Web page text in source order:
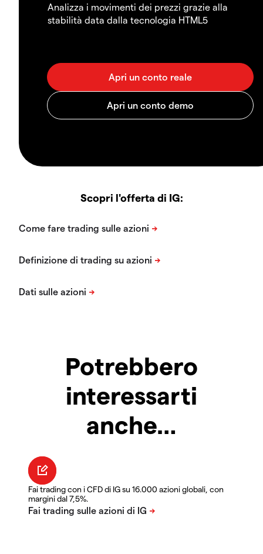
Analizza i movimenti dei prezzi grazie alla
stabilità data dalla tecnologia HTML5
Scopri l'offerta di IG:
Potrebbero
interessarti
anche…
Fai trading con i CFD di IG su 16.000 azioni globali, con
margini dal 7,5%.